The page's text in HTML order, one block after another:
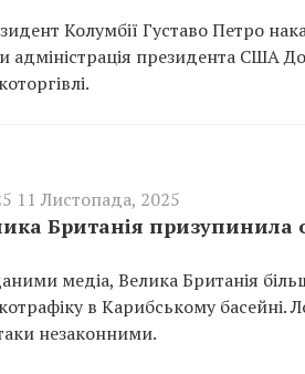
Колумбії Густаво Петро
адміністрація президента США
11 Листопада, 2025
Британія призупинила
медіа, Велика Британія
в Карибському басейні.
незаконними.